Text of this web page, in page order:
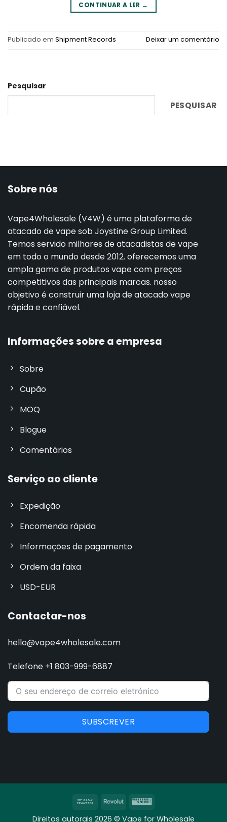
CONTINUAR A LER →
Publicado em Shipment Records Deixar um comentário
Pesquisar
PESQUISAR
Sobre nós
Vape4Wholesale (V4W) é uma plataforma de
atacado de vape sob Joystine Group Limited.
Temos servido milhares de atacadistas de vape
em todo o mundo desde 2012. oferecemos uma
ampla gama de produtos vape com preços
competitivos das principais marcas. nosso
objetivo é construir uma loja de atacado vape
rápida e confiável.
Informações sobre a empresa
Sobre
Cupão
MOQ
Blogue
Comentários
Serviço ao cliente
Expedição
Encomenda rápida
Informações de pagamento
Ordem da faixa
USD-EUR
Contactar-nos
hello@vape4wholesale.com
Telefone +1 803-999-6887
SUBSCREVER
Transferência
RevolutWestern
Direitos autorais 2026 © Vape for Wholesale